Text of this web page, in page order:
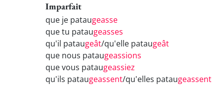
Imparfait
que je pataugeasse
que tu pataugeasses
qu'il pataugeât/qu'elle pataugeât
que nous pataugeassions
que vous pataugeassiez
qu'ils pataugeassent/qu'elles pataugeassent